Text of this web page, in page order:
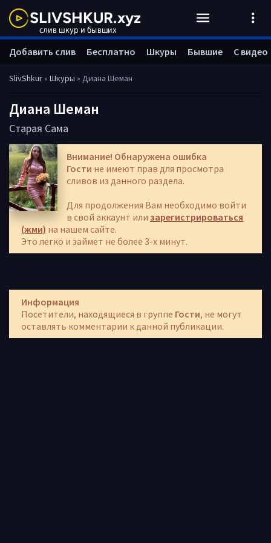
SlivShkur» Шкуры » Диана Шеман
Диана Шеман
Старая Сама
Внимание! Обнаружена ошибка
Гости не имеют прав для просмотра
сливов из данного раздела.
Для продолжения Вам необходимо войти
в свой аккаунт или зарегистрироваться
(жми) на нашем сайте.
Это легко и займет не более 3-х минут.
Информация
Посетители, находящиеся в группе Гости, не могут
оставлять комментарии к данной публикации.
Добавить слив Бесплатно Шкуры Бывшие С видео